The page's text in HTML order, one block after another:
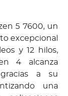
5 7600, un
excepcional
y 12 hilos,
4 alcanza
a su
una